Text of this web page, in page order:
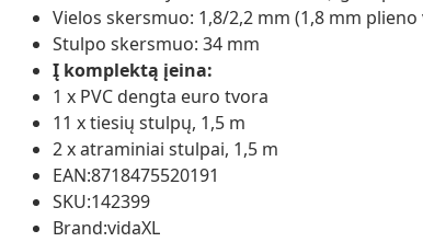
Vielos skersmuo: 1,8/2,2 mm (1,8 mm
Stulpo skersmuo: 34 mm
Į komplektą įeina:
1 x PVC dengta euro tvora
11 x tiesių stulpų, 1,5 m
2 x atraminiai stulpai, 1,5 m
EAN:8718475520191
SKU:142399
Brand:vidaXL